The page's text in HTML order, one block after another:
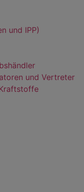
und IPP)
und Vertreter